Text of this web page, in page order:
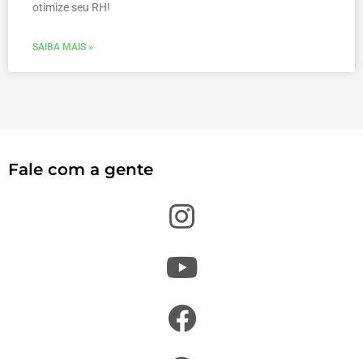
otimize seu RH!
SAIBA MAIS »
Fale com a gente